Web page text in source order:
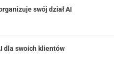
swój dział AI
dla swoich klientów